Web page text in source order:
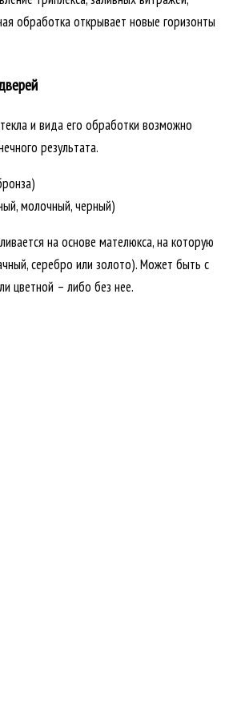
обработка открывает новые горизонты
и вида его обработки возможно
результата.
молочный, черный)
на основе мателюкса, на которую
серебро или золото). Может быть с
цветной – либо без нее.